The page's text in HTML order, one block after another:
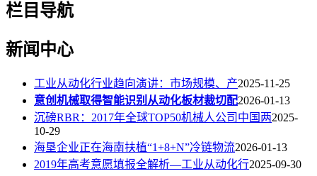
栏目导航
新闻中心
工业从动化行业趋向演讲：市场规模、产2025-11-25
意创机械取得智能识别从动化板材裁切配2026-01-13
沉磅RBR：2017年全球TOP50机械人公司中国两2025-
10-29
海垦企业正在海南扶植“1+8+N”冷链物流2026-01-13
2019年高考意愿填报全解析—工业从动化行2025-09-30